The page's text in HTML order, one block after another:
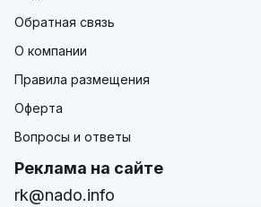
Обратная связь
О компании
Правила размещения
Оферта
Вопросы и ответы
Реклама на сайте
rk@nado.info